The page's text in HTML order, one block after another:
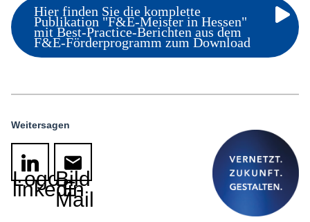
Hier finden Sie die komplette
Publikation "F&E-Meister in Hessen"
mit Best-Practice-Berichten aus dem
F&E-Förderprogramm zum Download
Weitersagen
Logo
linkedin
Bild
E-
Mail